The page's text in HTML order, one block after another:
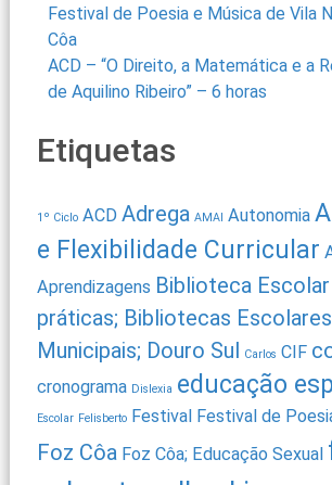
Festival de Poesia e Música de Vila
Côa
ACD – “O Direito, a Matemática e a
de Aquilino Ribeiro” – 6 horas
Etiquetas
1º Ciclo ACD Adrega AMAI Autonomia
e Flexibilidade Curricular
Aprendizagens Biblioteca Escolar
práticas; Bibliotecas
Municipais; Douro Sul
Carlos CIF
cronograma Dislexia educação
Escolar Felisberto Festival Festival de
Foz Côa Foz Côa; Educação Sexual